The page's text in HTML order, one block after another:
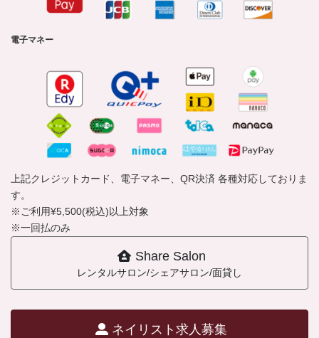
電子マネー
上記クレジットカード、電子マネー、QR決済 各種対応しておりま
す。
※ご利用¥5,500(税込)以上対象
※一回払のみ
Share Salon
レンタルサロン/シェアサロン/面貸し
ネイリスト求人募集